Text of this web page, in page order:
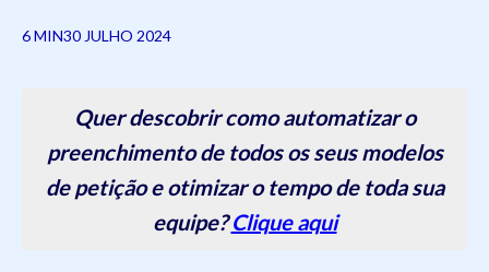
6 MIN30 JULHO 2024
Quer descobrir como automatizar o
preenchimento de todos os seus modelos
de petição e otimizar o tempo de toda sua
equipe?Clique aqui